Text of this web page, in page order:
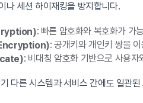
나 세션 하이재킹을 방지합니다.
: 빠른 암호화와 복호화가 가
: 공개키와 개인키 쌍을
: 비대칭 암호화 기반으로 사용
다른 시스템과 서비스 간에도 일관